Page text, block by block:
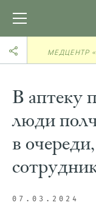
МЕДЦЕНТР
В аптеку
люди
в
07.03.2024